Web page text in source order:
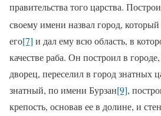
правительства того царства.
своему имени назвал город,
его[7] и дал ему всю область, в
качестве раба. Он построил в
дворец, переселил в город знат­ных
знатный, по имени Бурзан[9],
крепость, основав ее в долине, и